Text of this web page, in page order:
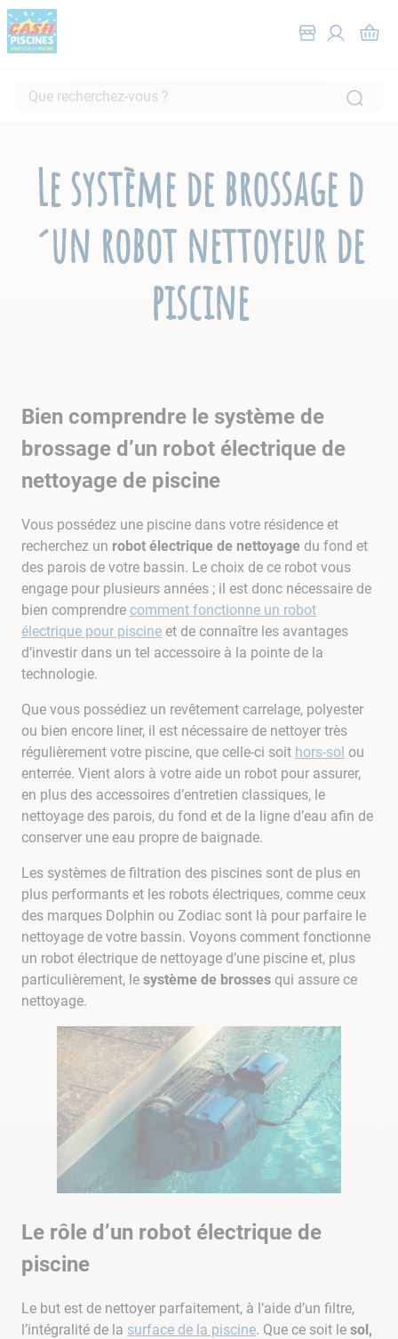
Que recherchez-vous ?
Le système de brossage d
´un robot nettoyeur de
piscine
Bien comprendre le système de
brossage d’un robot électrique de
nettoyage de piscine
Vous possédez une piscine dans votre résidence et
recherchez un robot électrique de nettoyage du fond et
des parois de votre bassin. Le choix de ce robot vous
engage pour plusieurs années ; il est donc nécessaire de
bien comprendre comment fonctionne un robot
électrique pour piscine et de connaître les avantages
d’investir dans un tel accessoire à la pointe de la
technologie.
Que vous possédiez un revêtement carrelage, polyester
ou bien encore liner, il est nécessaire de nettoyer très
régulièrement votre piscine, que celle-ci soit hors-sol ou
enterrée. Vient alors à votre aide un robot pour assurer,
en plus des accessoires d’entretien classiques, le
nettoyage des parois, du fond et de la ligne d’eau afin de
conserver une eau propre de baignade.
Les systèmes de filtration des piscines sont de plus en
plus performants et les robots électriques, comme ceux
des marques Dolphin ou Zodiac sont là pour parfaire le
nettoyage de votre bassin. Voyons comment fonctionne
un robot électrique de nettoyage d’une piscine et, plus
particulièrement, le système de brosses qui assure ce
nettoyage.
Le rôle d’un robot électrique de
piscine
Le but est de nettoyer parfaitement, à l’aide d’un filtre,
l’intégralité de la surface de la piscine. Que ce soit le sol,
.
piscine hors sol
4 .
aspirateur
aspirateur piscine
chlore choc